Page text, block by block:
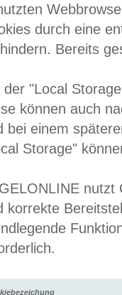
durch eine
Bereits
der "Local
können auch
bei einem
Storage"
nutzt
korrekte